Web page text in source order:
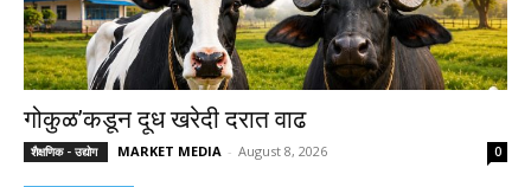
गोकुळ’कडून दूध खरेदी दरात वाढ
शैक्षणिक - उद्योग MARKET MEDIA - August 8, 2026 0